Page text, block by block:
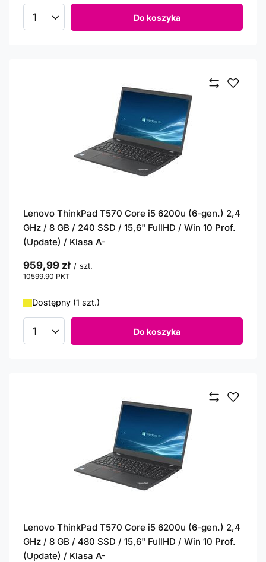
Ilość produktów Do koszyka
Lenovo ThinkPad T570 Core i5 6200u (6-gen.) 2,4
GHz / 8 GB / 240 SSD / 15,6" FullHD / Win 10 Prof.
(Update) / Klasa A-
959,99 zł / szt.
10599.90 PKT
Dostępny (1 szt.)
Ilość produktów Do koszyka
Lenovo ThinkPad T570 Core i5 6200u (6-gen.) 2,4
GHz / 8 GB / 480 SSD / 15,6" FullHD / Win 10 Prof.
(Update) / Klasa A-